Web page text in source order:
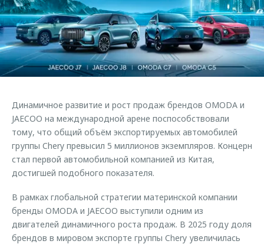
Страхование
Кредитный калькулятор
Аксессуары
Одежда и сувениры
Запчасти
Трейд-ин
Калькулятор трейд-ин
Клиентская поддержка
O&J Автоклуб
Клуб владельцев OMODA
Приложение O&J
Одежда и сувениры
Оригинальные аксессуары
Запчасти
Обратная связь
Динамичное развитие и рост продаж брендов OMODA и
JAECOO на международной арене поспособствовали
тому, что общий объём экспортируемых автомобилей
группы Chery превысил 5 миллионов экземпляров. Концерн
стал первой автомобильной компанией из Китая,
достигшей подобного показателя.
В рамках глобальной стратегии материнской компании
бренды OMODA и JAECOO выступили одним из
двигателей динамичного роста продаж. В 2025 году доля
брендов в мировом экспорте группы Chery увеличилась